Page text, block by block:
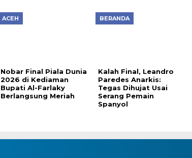
ACEH
Nobar Final Piala Dunia
2026 di Kediaman
Bupati Al-Farlaky
Berlangsung Meriah
BERANDA
Kalah Final, Leandro
Paredes Anarkis:
Tegas Dihujat Usai
Serang Pemain
Spanyol